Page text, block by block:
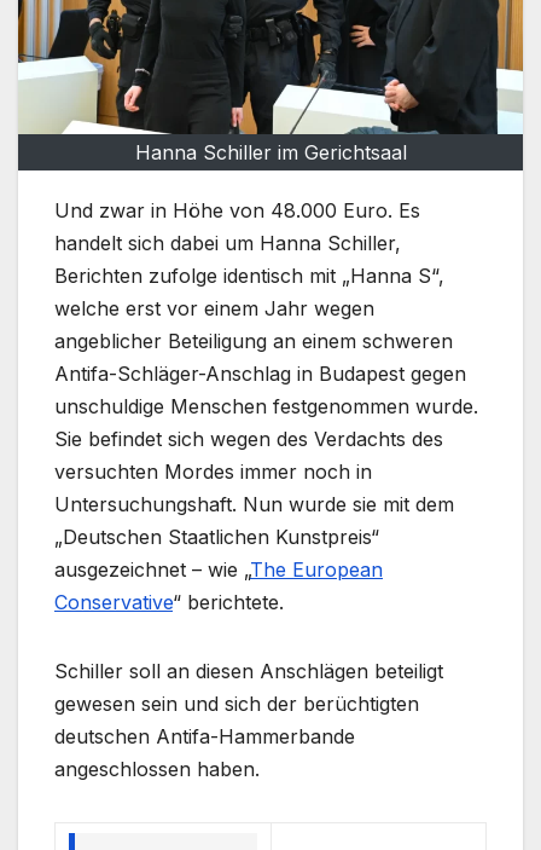
Hanna Schiller im Gerichtsaal
Und zwar in Höhe von 48.000 Euro. Es
handelt sich dabei um Hanna Schiller,
Berichten zufolge identisch mit „Hanna S“,
welche erst vor einem Jahr wegen
angeblicher Beteiligung an einem schweren
Antifa-Schläger-Anschlag in Budapest gegen
unschuldige Menschen festgenommen wurde.
Sie befindet sich wegen des Verdachts des
versuchten Mordes immer noch in
Untersuchungshaft. Nun wurde sie mit dem
„Deutschen Staatlichen Kunstpreis“
ausgezeichnet – wie „The European
Conservative“ berichtete.
Schiller soll an diesen Anschlägen beteiligt
gewesen sein und sich der berüchtigten
deutschen Antifa-Hammerbande
angeschlossen haben.